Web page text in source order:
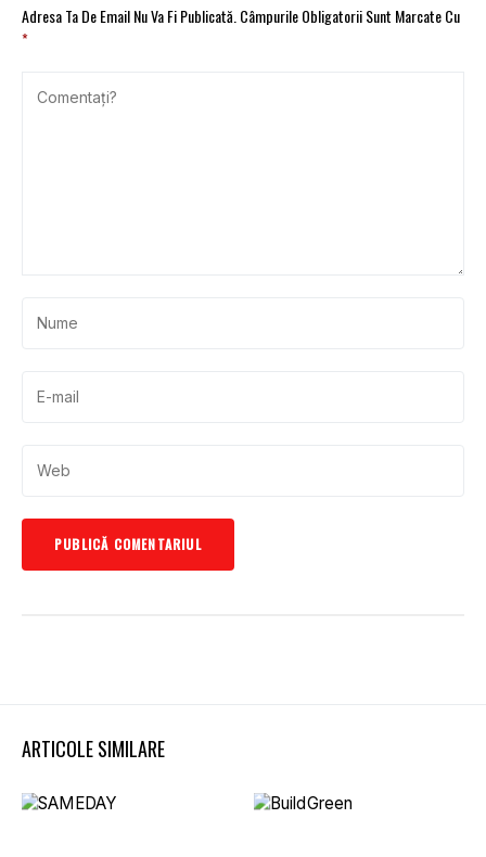
Adresa Ta De Email Nu Va Fi Publicată. Câmpurile Obligatorii Sunt Marcate Cu
*
ARTICOLE SIMILARE